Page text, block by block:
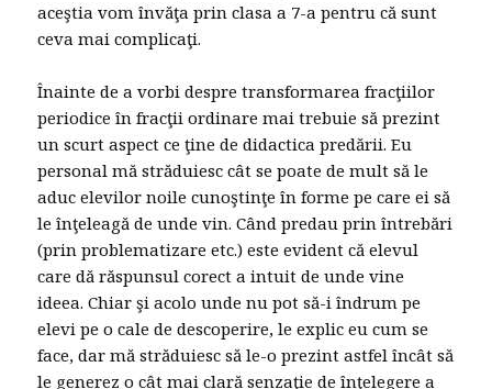
aceştia vom învăţa prin clasa a 7-a pentru că sunt
ceva mai complicaţi.
Înainte de a vorbi despre transformarea fracţiilor
periodice în fracţii ordinare mai trebuie să prezint
un scurt aspect ce ţine de didactica predării. Eu
personal mă străduiesc cât se poate de mult să le
aduc elevilor noile cunoştinţe în forme pe care ei să
le înţeleagă de unde vin. Când predau prin întrebări
(prin problematizare etc.) este evident că elevul
care dă răspunsul corect a intuit de unde vine
ideea. Chiar şi acolo unde nu pot să-i îndrum pe
elevi pe o cale de descoperire, le explic eu cum se
face, dar mă străduiesc să le-o prezint astfel încât să
le generez o cât mai clară senzaţie de înţelegere a